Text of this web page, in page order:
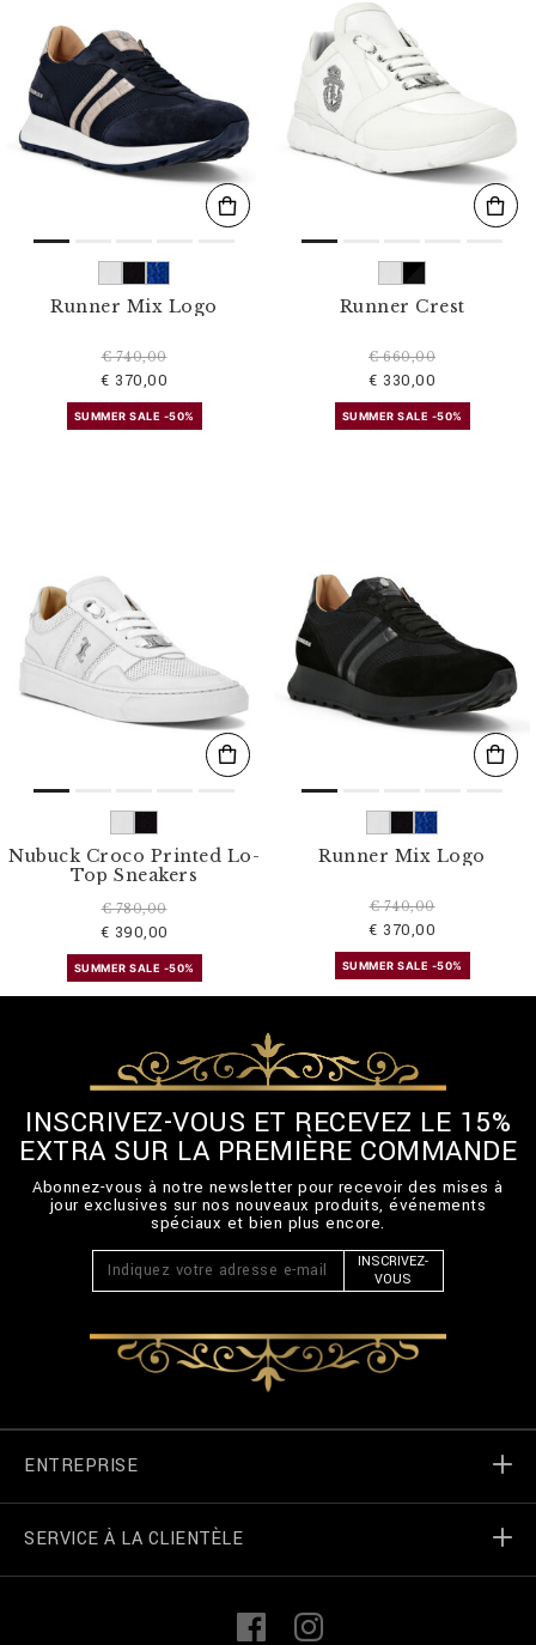
Runner Mix Logo
€ 740,00
€ 370,00
SUMMER SALE -50%
Runner Crest
€ 660,00
€ 330,00
SUMMER SALE -50%
Nubuck Croco Printed Lo-
Top Sneakers
€ 780,00
€ 390,00
SUMMER SALE -50%
Runner Mix Logo
€ 740,00
€ 370,00
SUMMER SALE -50%
INSCRIVEZ-VOUS ET RECEVEZ LE 15%
EXTRA SUR LA PREMIÈRE COMMANDE
Abonnez-vous à notre newsletter pour recevoir des mises à
jour exclusives sur nos nouveaux produits, événements
spéciaux et bien plus encore.
INSCRIVEZ-
VOUS
ENTREPRISE
Monde de Billionaire
SERVICE À LA CLIENTÈLE
i
F
a